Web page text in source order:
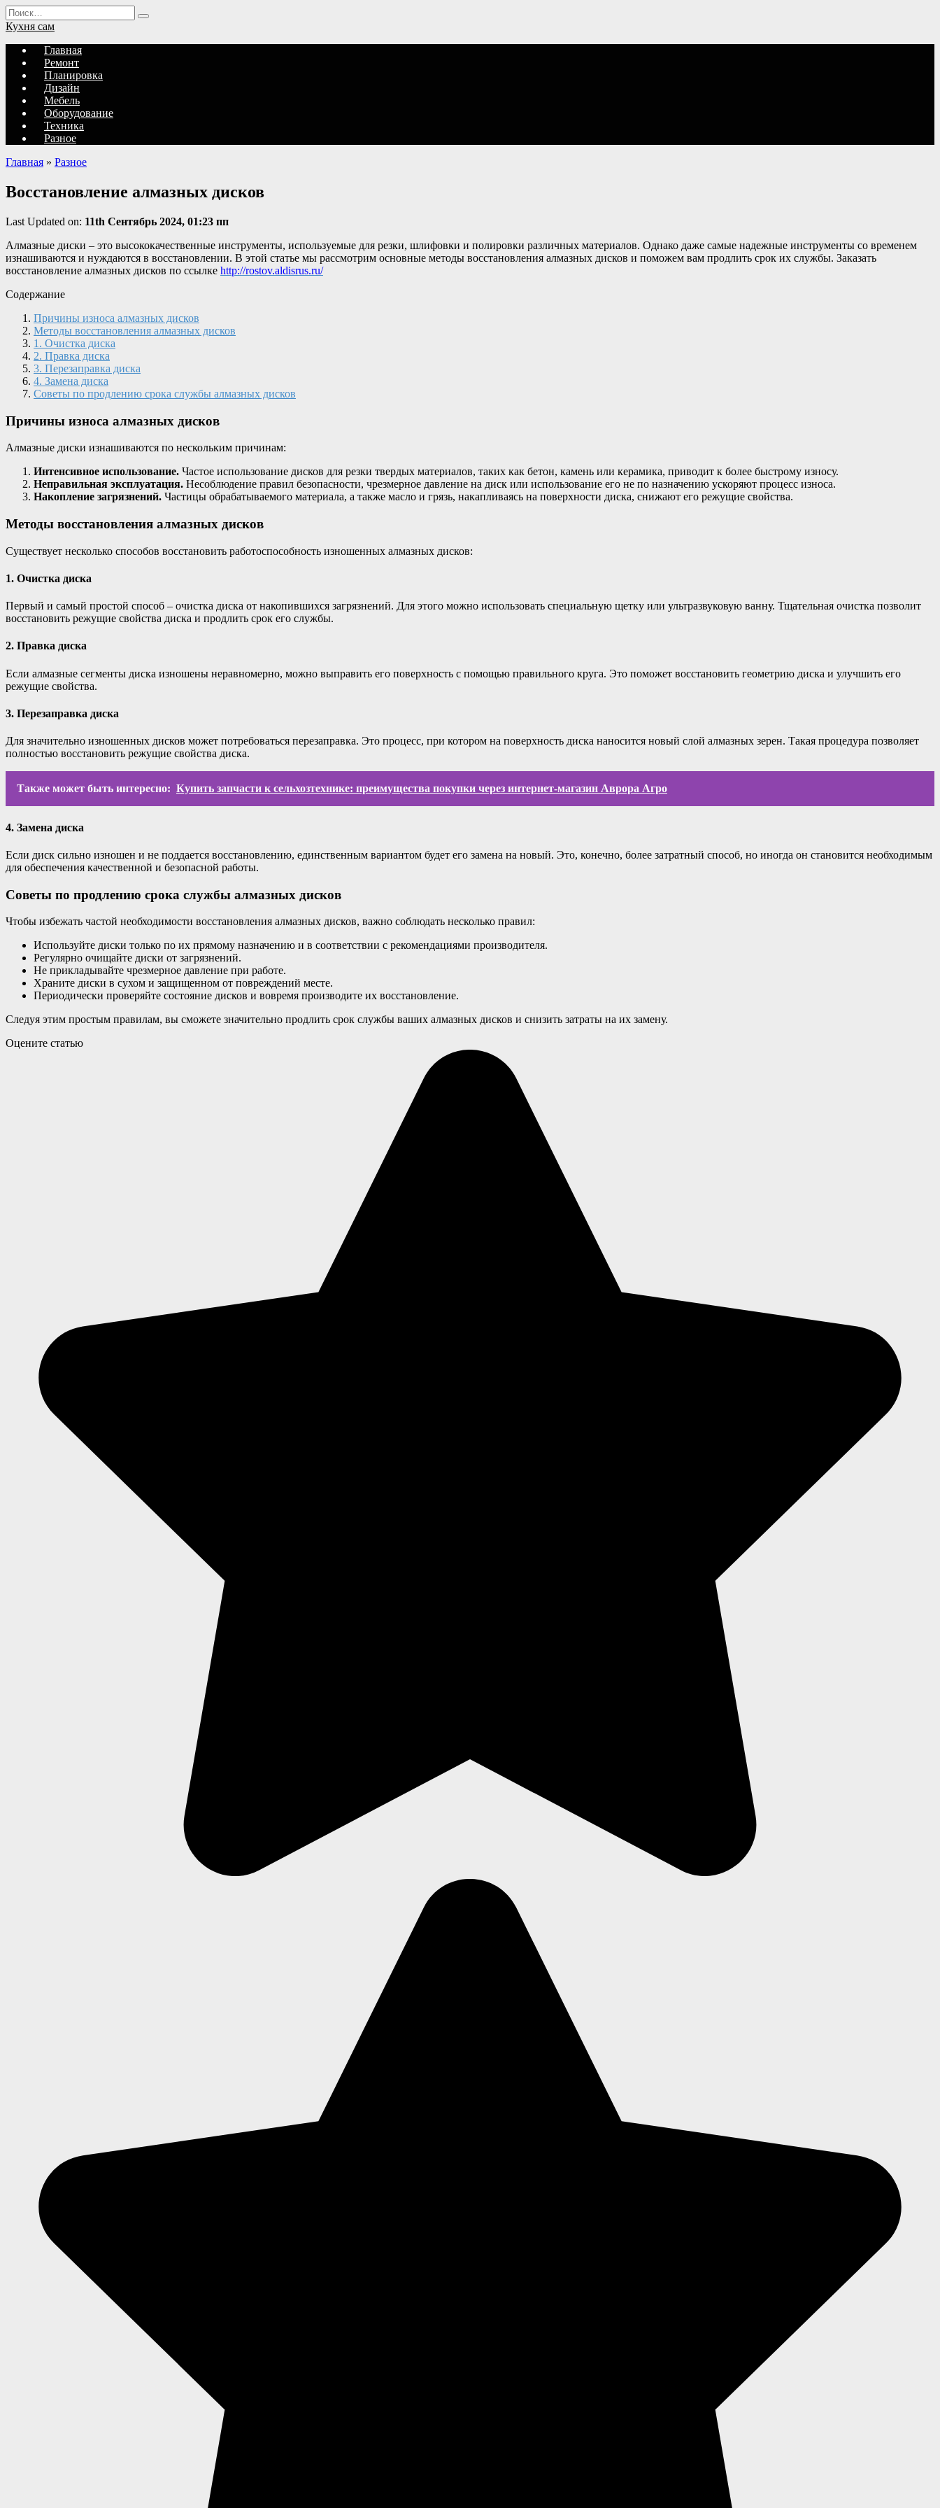
Перейти
к
содержанию
Search
for:
Кухня сам
Главная
Ремонт
Планировка
Дизайн
Мебель
Оборудование
Техника
Разное
Главная » Разное
Восстановление алмазных дисков
Last Updated on: 11th Сентябрь 2024, 01:23 пп
Алмазные диски – это высококачественные инструменты, используемые для резки, шлифовки и полировки различных материалов. Однако даже самые надежные инструменты со временем
изнашиваются и нуждаются в восстановлении. В этой статье мы рассмотрим основные методы восстановления алмазных дисков и поможем вам продлить срок их службы. Заказать
восстановление алмазных дисков по ссылке http://rostov.aldisrus.ru/
Содержание
Причины износа алмазных дисков
Методы восстановления алмазных дисков
1. Очистка диска
2. Правка диска
3. Перезаправка диска
4. Замена диска
Советы по продлению срока службы алмазных дисков
Причины износа алмазных дисков
Алмазные диски изнашиваются по нескольким причинам:
Интенсивное использование. Частое использование дисков для резки твердых материалов, таких как бетон, камень или керамика, приводит к более быстрому износу.
Неправильная эксплуатация. Несоблюдение правил безопасности, чрезмерное давление на диск или использование его не по назначению ускоряют процесс износа.
Накопление загрязнений. Частицы обрабатываемого материала, а также масло и грязь, накапливаясь на поверхности диска, снижают его режущие свойства.
Методы восстановления алмазных дисков
Существует несколько способов восстановить работоспособность изношенных алмазных дисков:
1. Очистка диска
Первый и самый простой способ – очистка диска от накопившихся загрязнений. Для этого можно использовать специальную щетку или ультразвуковую ванну. Тщательная очистка позволит
восстановить режущие свойства диска и продлить срок его службы.
2. Правка диска
Если алмазные сегменты диска изношены неравномерно, можно выправить его поверхность с помощью правильного круга. Это поможет восстановить геометрию диска и улучшить его
режущие свойства.
3. Перезаправка диска
Для значительно изношенных дисков может потребоваться перезаправка. Это процесс, при котором на поверхность диска наносится новый слой алмазных зерен. Такая процедура позволяет
полностью восстановить режущие свойства диска.
Также может быть интересно: Купить запчасти к сельхозтехнике: преимущества покупки через интернет-магазин Аврора Агро
4. Замена диска
Если диск сильно изношен и не поддается восстановлению, единственным вариантом будет его замена на новый. Это, конечно, более затратный способ, но иногда он становится необходимым
для обеспечения качественной и безопасной работы.
Советы по продлению срока службы алмазных дисков
Чтобы избежать частой необходимости восстановления алмазных дисков, важно соблюдать несколько правил:
Используйте диски только по их прямому назначению и в соответствии с рекомендациями производителя.
Регулярно очищайте диски от загрязнений.
Не прикладывайте чрезмерное давление при работе.
Храните диски в сухом и защищенном от повреждений месте.
Периодически проверяйте состояние дисков и вовремя производите их восстановление.
Следуя этим простым правилам, вы сможете значительно продлить срок службы ваших алмазных дисков и снизить затраты на их замену.
Оцените статью